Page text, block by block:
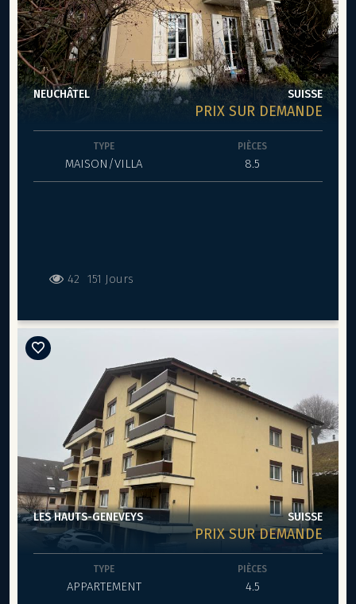
NEUCHÂTEL SUISSE
PRIX SUR DEMANDE
TYPE
MAISON/VILLA
PIÈCES
8.5
42 151 Jours
LES HAUTS-GENEVEYS SUISSE
PRIX SUR DEMANDE
TYPE
APPARTEMENT
PIÈCES
4.5